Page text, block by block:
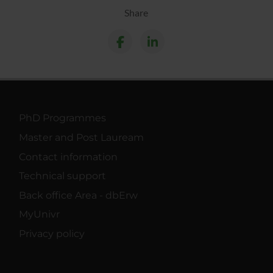
Share
PhD Programmes
Master and Post Lauream
Contact information
Technical support
Back office Area - dbErw
MyUnivr
Privacy policy